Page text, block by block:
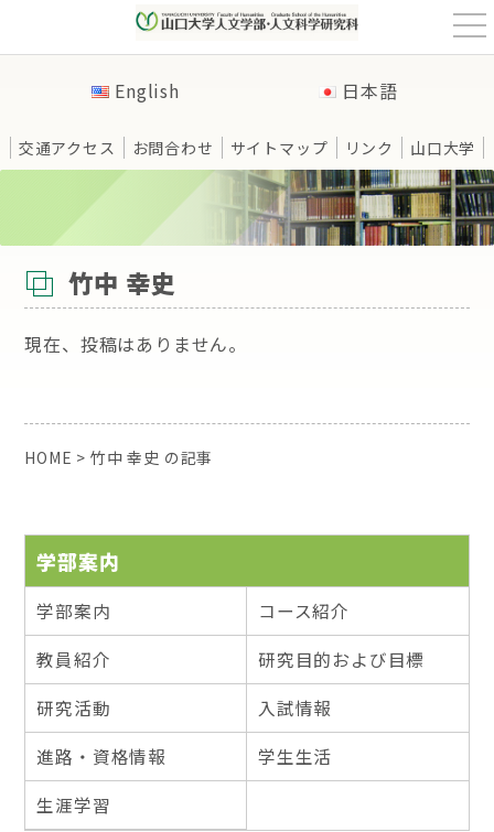
t
o
g
v
i
g
a
t
i
English 日本語
交通アクセス お問合わせ サイトマップ リンク 山口大学
>竹中 幸史 の記事
竹中 幸史
現在、投稿はありません。
HOME > 竹中 幸史 の記事
学部案内
学部案内
コース紹介
教員紹介
研究目的および目標
研究活動
入試情報
進路・資格情報
学生生活
生涯学習